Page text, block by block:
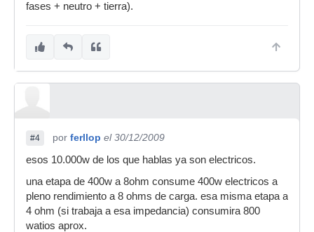
fases + neutro + tierra).
#4 por ferllop el 30/12/2009
esos 10.000w de los que hablas ya son electricos.
una etapa de 400w a 8ohm consume 400w electricos a
pleno rendimiento a 8 ohms de carga. esa misma etapa a
4 ohm (si trabaja a esa impedancia) consumira 800
watios aprox.